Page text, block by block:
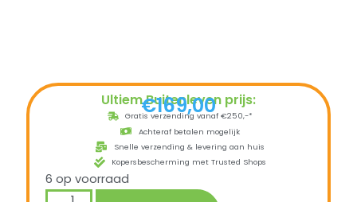
Ultiem Buitenleven prijs:
€169,00
Gratis verzending vanaf €250,-*
Achteraf betalen mogelijk
Snelle verzending & levering aan huis
Kopersbescherming met Trusted Shops
6 op voorraad